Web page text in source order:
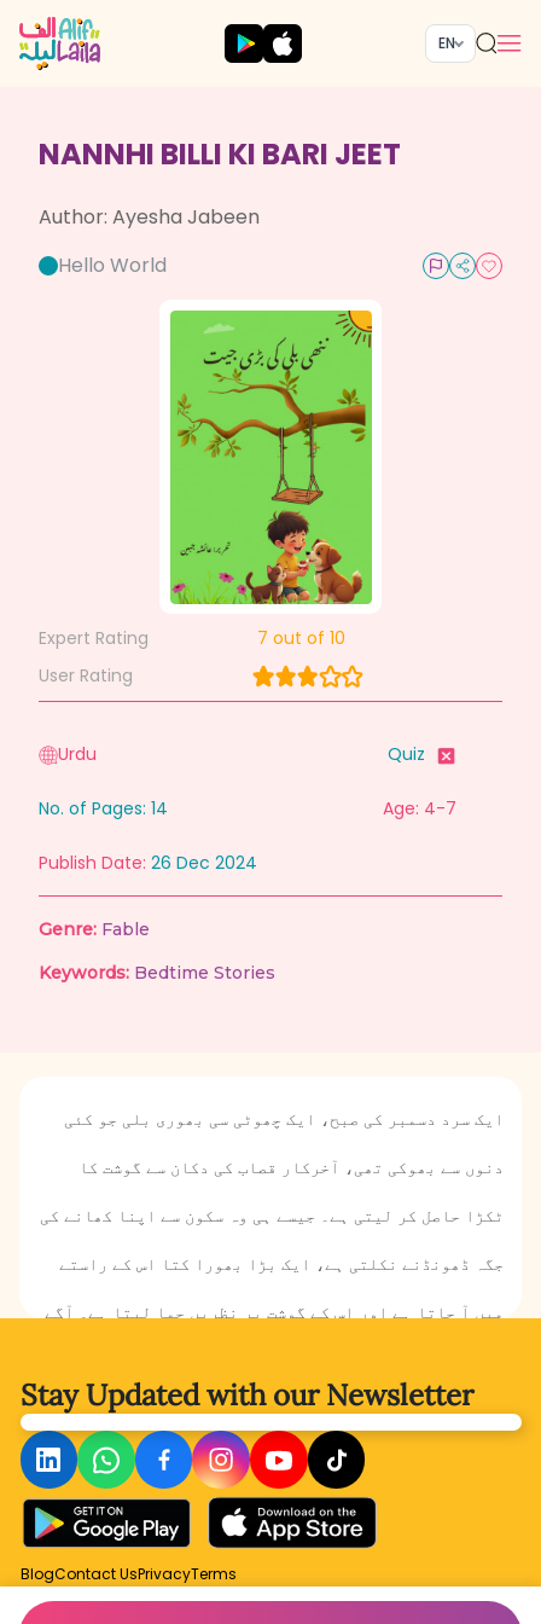
EN
NANNHI BILLI KI BARI JEET
Author: Ayesha Jabeen
Hello World
Expert Rating 7 out of 10
User Rating
Urdu Quiz
No. of Pages: 14 Age: 4-7
Publish Date: 26 Dec 2024
Genre: Fable
Keywords: Bedtime Stories
ایک سرد دسمبر کی صبح، ایک چھوٹی سی بھوری بلی جو کئی
دنوں سے بھوکی تھی، آخرکار قصاب کی دکان سے گوشت کا
ٹکڑا حاصل کر لیتی ہے۔ جیسے ہی وہ سکون سے اپنا کھانے کی
جگہ ڈھونڈنے نکلتی ہے، ایک بڑا بھورا کتا اس کے راستے
میں آ جاتا ہے اور اس کے گوشت پر نظریں جما لیتا ہے۔ آگے
سے بھری کہانی ہے جو بچوں کو مہربانی اور مسئلے حل کرنے
کے اہم سبق سکھاتی ہے۔
Stay Updated withour Newsletter
BlogContact UsPrivacyTerms